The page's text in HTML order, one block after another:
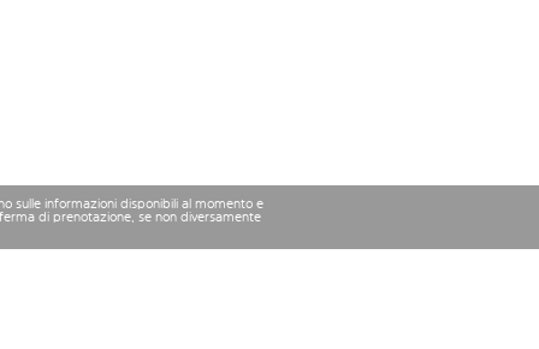
sulle informazioni disponibili al momento e
di prenotazione, se non diversamente